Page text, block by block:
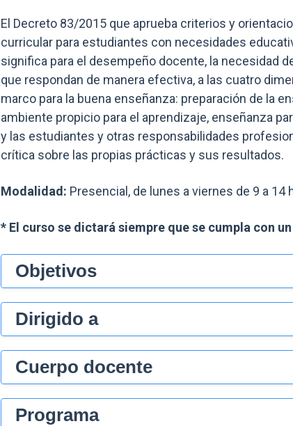
El Decreto 83/2015 que aprueba criterios y
curricular para estudiantes con necesidades
significa para el desempeño docente, la necesidad
que respondan de manera efectiva, a las cuatro
marco para la buena enseñanza: preparación de la
ambiente propicio para el aprendizaje, enseñanza
y las estudiantes y otras responsabilidades
crítica sobre las propias prácticas y sus resultados.
Modalidad: Presencial, de lunes a viernes de 9 a 14
* El curso se dictará siempre que se cumpla con
Objetivos
Dirigido a
Cuerpo docente
Programa